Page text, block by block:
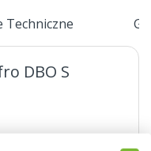
Techniczne
DBO S